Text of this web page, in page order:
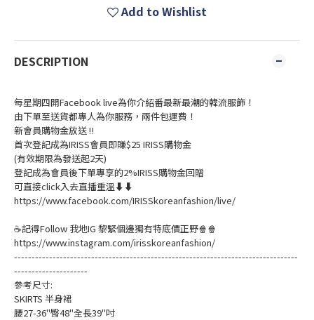
Add to Wishlist
DESCRIPTION
每星期四開Facebook live為你介紹番最新最潮的韓流服飾！
由下單至送貨都專人為你服務，兩件包運費！
新會員購物金放送 ‼️
首次登記成為IRISS會員即賺$25 IRISS購物金
(有效期限為發送起2天)
登記成為會員後下單專享的2%IRISS購物金回贈
可直接click入去直播重溫⬇⬇
https://www.facebook.com/IRISSkoreanfashion/live/
☕記得Follow 我地IG 黎緊個邊獨有特底價正野🍿🍿
https://www.instagram.com/irisskoreanfashion/
---------------------------------------------------------------------------------
---------------------
參考尺寸:
SKIRTS 半身裙
腰27-36"臀48"全長39"吋